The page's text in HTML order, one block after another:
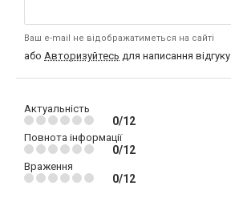
Ваш e-mail не відображатиметься на сайті
або Авторизуйтесь для написання відгуку
Актуальність
0/12
Повнота інформації
0/12
Враження
0/12